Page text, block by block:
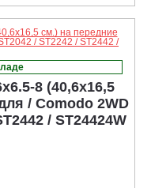
8 (40,6x16,5
/ Comodo 2WD
/ ST24424W